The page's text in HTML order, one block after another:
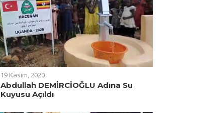
19 Kasım, 2020
Abdullah DEMİRCİOĞLU Adına Su
Kuyusu Açıldı